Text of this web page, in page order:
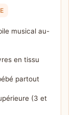
musical au-
en tissu
partout
(3 et